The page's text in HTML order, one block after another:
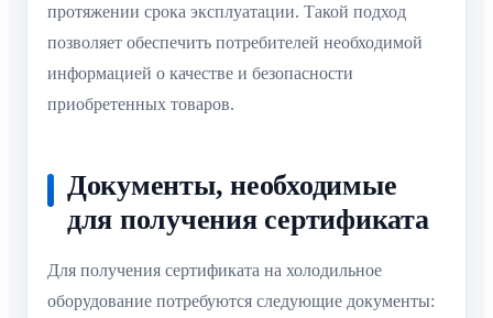
протяжении срока эксплуатации. Такой подход
позволяет обеспечить потребителей необходимой
информацией о качестве и безопасности
приобретенных товаров.
Документы, необходимые
для получения сертификата
Для получения сертификата на холодильное
оборудование потребуются следующие документы: